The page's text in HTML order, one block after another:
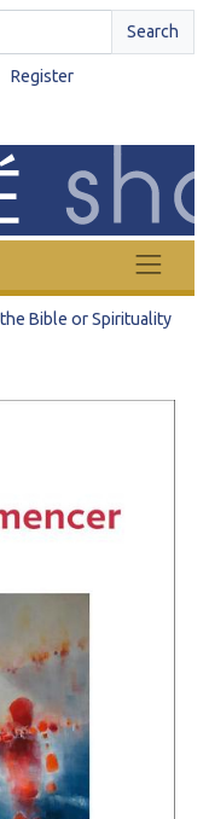
Search
Register
Bible or Spirituality